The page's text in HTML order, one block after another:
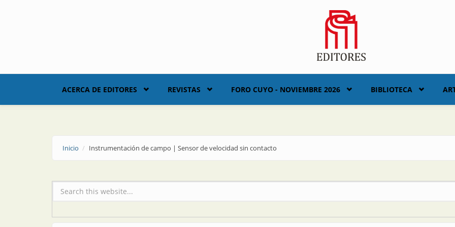
ACERCA DE EDITORES REVISTAS FORO CUYO - NOVIEMBRE 2026 BIBLIOTECA
Inicio Instrumentación de campo | Sensor de velocidad sin contacto
Formulario de búsqueda